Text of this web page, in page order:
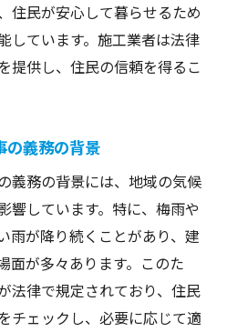
が必要とされる理由を再
における安全な生活に貢
くべき防水工事の基礎知識
事を考える際の注意点
事の重要性
での防水工事がもたらす生
住民が安心して暮らせるため
しています。施工業者は法律
提供し、住民の信頼を得るこ
の義務の背景
義務の背景には、地域の気候
響しています。特に、梅雨や
雨が降り続くことがあり、建
面が多々あります。このた
法律で規定されており、住民
チェックし、必要に応じて適